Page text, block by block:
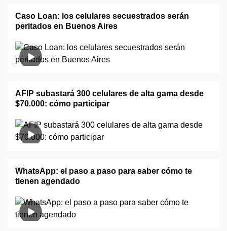
Caso Loan: los celulares secuestrados serán
peritados en Buenos Aires
AFIP subastará 300 celulares de alta gama desde
$70.000: cómo participar
WhatsApp: el paso a paso para saber cómo te
tienen agendado